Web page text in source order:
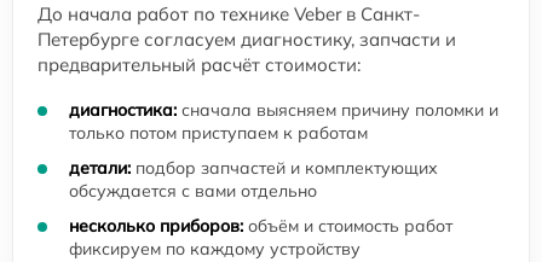
До начала работ по технике Veber в Санкт-
Петербурге согласуем диагностику, запчасти и
предварительный расчёт стоимости:
диагностика: сначала выясняем причину поломки и
только потом приступаем к работам
детали: подбор запчастей и комплектующих
обсуждается с вами отдельно
несколько приборов: объём и стоимость работ
фиксируем по каждому устройству